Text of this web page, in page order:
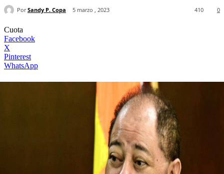
Por Sandy P. Copa 5 marzo , 2023 0
410
Cuota
Facebook
X
Pinterest
WhatsApp